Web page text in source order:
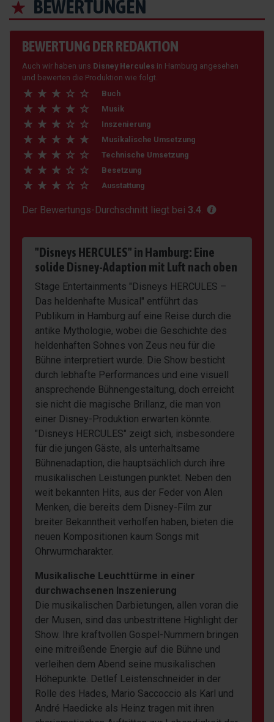
BEWERTUNGEN
BEWERTUNG DER REDAKTION
Auch wir haben uns Disney Hercules in Hamburg angesehen
und bewerten die Produktion wie folgt.
Buch
Musik
Inszenierung
Musikalische Umsetzung
Technische Umsetzung
Besetzung
Ausstattung
Der Bewertungs-Durchschnitt liegt bei 3.4
"Disneys HERCULES" in Hamburg: Eine
solide Disney-Adaption mit Luft nach oben
Stage Entertainments "Disneys HERCULES –
Das heldenhafte Musical" entführt das
Publikum in Hamburg auf eine Reise durch die
antike Mythologie, wobei die Geschichte des
heldenhaften Sohnes von Zeus neu für die
Bühne interpretiert wurde. Die Show besticht
durch lebhafte Performances und eine visuell
ansprechende Bühnengestaltung, doch erreicht
sie nicht die magische Brillanz, die man von
einer Disney-Produktion erwarten könnte.
"Disneys HERCULES" zeigt sich, insbesondere
für die jungen Gäste, als unterhaltsame
Bühnenadaption, die hauptsächlich durch ihre
musikalischen Leistungen punktet. Neben den
weit bekannten Hits, aus der Feder von Alen
Menken, die bereits dem Disney-Film zur
breiter Bekanntheit verholfen haben, bieten die
neuen Kompositionen kaum Songs mit
Ohrwurmcharakter.
Musikalische Leuchttürme in einer
durchwachsenen Inszenierung
Die musikalischen Darbietungen, allen voran die
der Musen, sind das unbestrittene Highlight der
Show. Ihre kraftvollen Gospel-Nummern bringen
eine mitreißende Energie auf die Bühne und
verleihen dem Abend seine musikalischen
Höhepunkte. Detlef Leistenschneider in der
Rolle des Hades, Mario Saccoccio als Karl und
André Haedicke als Heinz tragen mit ihren